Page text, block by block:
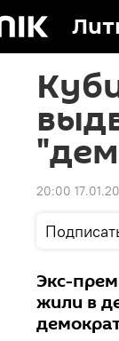
20:00
Экс-
жили в